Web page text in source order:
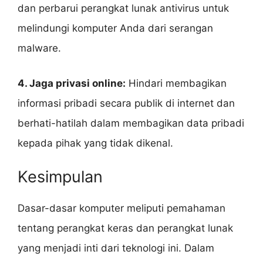
dan perbarui perangkat lunak antivirus untuk
melindungi komputer Anda dari serangan
malware.
4. Jaga privasi online: Hindari membagikan
informasi pribadi secara publik di internet dan
berhati-hatilah dalam membagikan data pribadi
kepada pihak yang tidak dikenal.
Kesimpulan
Dasar-dasar komputer meliputi pemahaman
tentang perangkat keras dan perangkat lunak
yang menjadi inti dari teknologi ini. Dalam